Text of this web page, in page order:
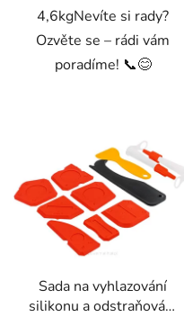
4,6kgNevíte si rady?
Ozvěte se – rádi vám
poradíme! 📞😊
Sada na vyhlazování
silikonu a odstraňování